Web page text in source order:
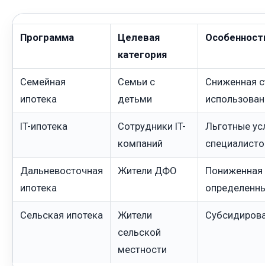
Программа
Целевая
категория
Семейная
ипотека
Семьи с
детьми
Сниженная
IT-ипотека
Сотрудники IT-
компаний
Льготные
Дальневосточная
ипотека
Жители ДФО
Пониженная
Сельская ипотека
Жители
сельской
местности